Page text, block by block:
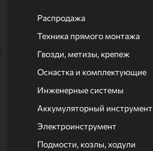
Распродажа
Техника прямого монтажа
Гвозди, метизы, крепеж
Оснастка и комплектующие
Инженерные системы
Аккумуляторный инструмент
Электроинструмент
Подмости, козлы, ходули